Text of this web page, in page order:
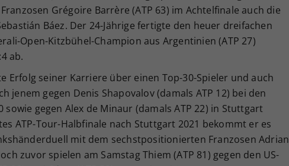
Grégoire Barrère (ATP 63) im Achtelfinale auch die
Báez. Der 24-Jährige fertigte den heuer dreifachen
Open-Kitzbühel-Champion aus Argentinien (ATP 27)
ab.
Erfolg seiner Karriere über einen Top-30-Spieler und auch
jenem gegen Denis Shapovalov (damals ATP 12) bei den
sowie gegen Alex de Minaur (damals ATP 22) in Stuttgart
ATP-Tour-Halbfinale nach Stuttgart 2021 bekommt er es
mit dem sechstpositionierten Franzosen Adrian
zuvor spielen am Samstag Thiem (ATP 81) gegen den US-